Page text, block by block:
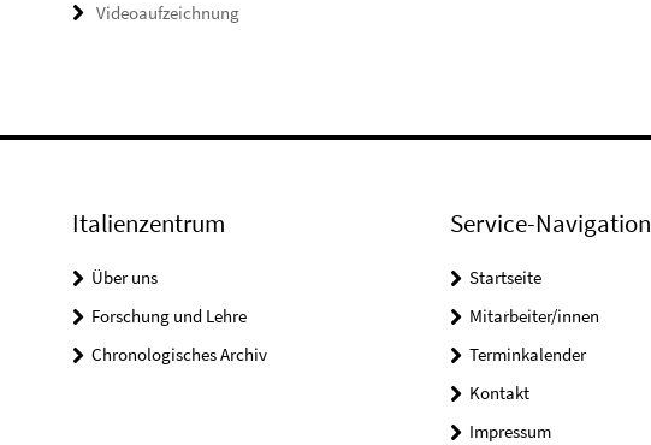
Videoaufzeichnung
Italienzentrum
Über uns
Forschung und Lehre
Chronologisches Archiv
Service-Navigation
Startseite
Mitarbeiter/innen
Terminkalender
Kontakt
Impressum